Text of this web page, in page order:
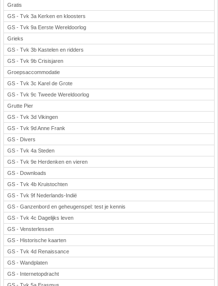
Gratis
GS - Tvk 3a Kerken en kloosters
GS - Tvk 9a Eerste Wereldoorlog
Grieks
GS - Tvk 3b Kastelen en ridders
GS - Tvk 9b Crisisjaren
Groepsaccommodatie
GS - Tvk 3c Karel de Grote
GS - Tvk 9c Tweede Wereldoorlog
Grutte Pier
GS - Tvk 3d Vikingen
GS - Tvk 9d Anne Frank
GS - Divers
GS - Tvk 4a Steden
GS - Tvk 9e Herdenken en vieren
GS - Downloads
GS - Tvk 4b Kruistochten
GS - Tvk 9f Nederlands-Indië
GS - Ganzenbord en geheugenspel: test je kennis
GS - Tvk 4c Dagelijks leven
GS - Vensterlessen
GS - Historische kaarten
GS - Tvk 4d Renaissance
GS - Wandplaten
GS - Internetopdracht